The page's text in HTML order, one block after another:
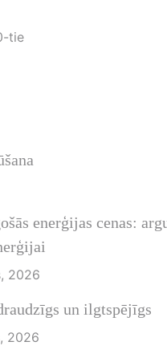
tie
enerģijas cenas:
2026
un ilgtspējīgs
2026